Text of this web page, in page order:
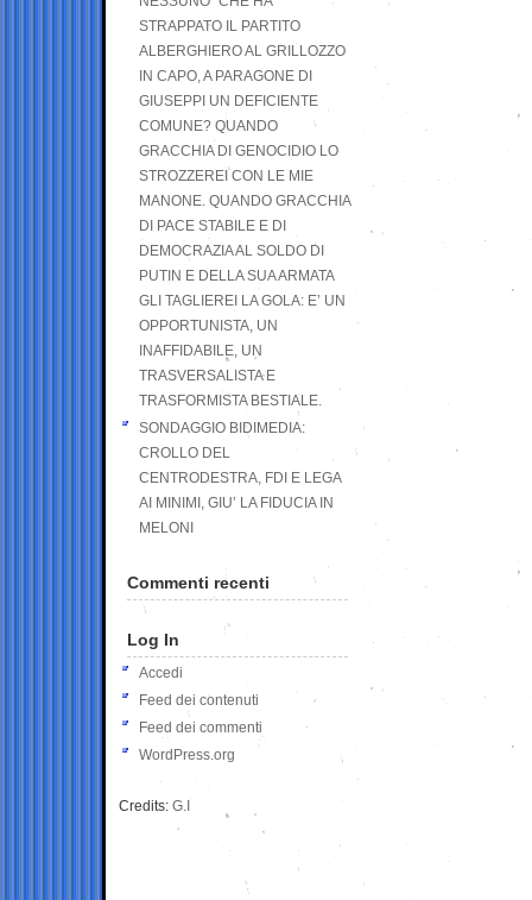
STRAPPATO IL PARTITO
ALBERGHIERO AL GRILLOZZO
IN CAPO, A PARAGONE DI
GIUSEPPI UN DEFICIENTE
COMUNE? QUANDO
GRACCHIA DI GENOCIDIO LO
STROZZEREI CON LE MIE
MANONE. QUANDO GRACCHIA
DI PACE STABILE E DI
DEMOCRAZIA AL SOLDO DI
PUTIN E DELLA SUA ARMATA
GLI TAGLIEREI LA GOLA: E’ UN
OPPORTUNISTA, UN
INAFFIDABILE, UN
TRASVERSALISTA E
TRASFORMISTA BESTIALE.
SONDAGGIO BIDIMEDIA:
CROLLO DEL
CENTRODESTRA, FDI E LEGA
AI MINIMI, GIU’ LA FIDUCIA IN
MELONI
Commenti recenti
Log In
Accedi
Feed dei contenuti
Feed dei commenti
WordPress.org
Credits: G.I